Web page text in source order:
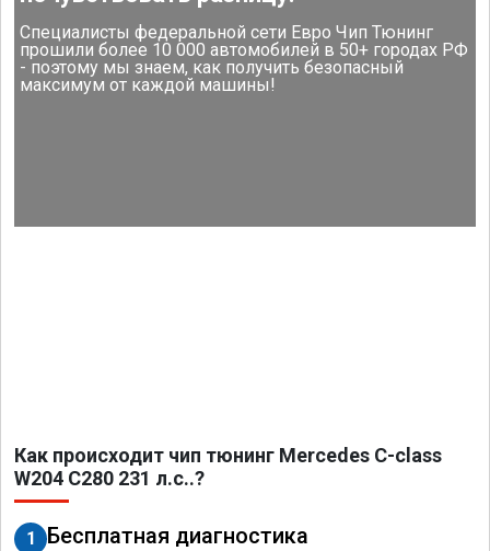
Специалисты федеральной сети Евро Чип Тюнинг
прошили более 10 000 автомобилей в 50+ городах РФ
- поэтому мы знаем, как получить безопасный
максимум от каждой машины!
Как происходит чип тюнинг Mercedes C-class
W204 C280 231 л.с..?
1 Бесплатная диагностика